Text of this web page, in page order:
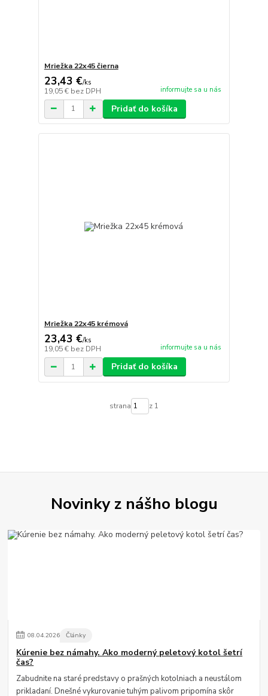
Mriežka 22x45 čierna
23,43 €/ks
19,05 € bez DPH informujte sa u nás
Pridať do košíka
Mriežka 22x45 krémová
23,43 €/ks
19,05 € bez DPH informujte sa u nás
Pridať do košíka
strana z 1
Novinky z nášho blogu
08.04.2026 Články
Kúrenie bez námahy. Ako moderný peletový kotol šetrí
čas?
Zabudnite na staré predstavy o prašných kotolniach a neustálom
prikladaní. Dnešné vykurovanie tuhým palivom pripomína skôr